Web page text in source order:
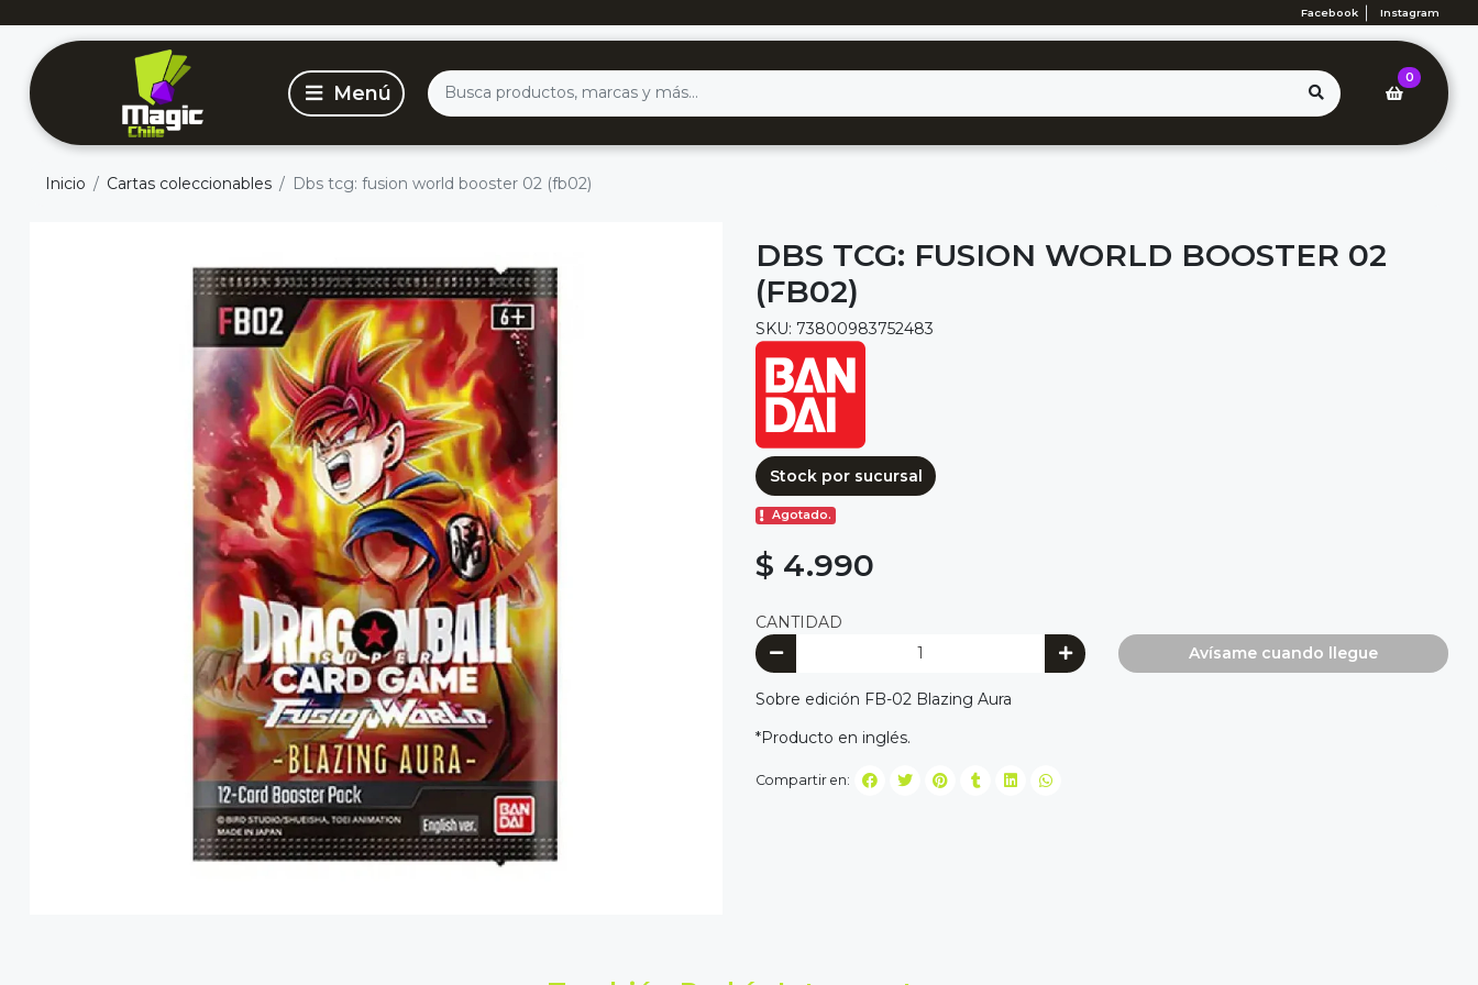
Facebook Instagram
0
Inicio Cartas coleccionables Dbs tcg: fusion world booster 02 (fb02)
DBS TCG: FUSION WORLD BOOSTER 02
(FB02)
SKU: 73800983752483
Stock por sucursal
Agotado.
$ 4.990
CANTIDAD
Avísame cuando llegue
Sobre edición FB-02 Blazing Aura
*Producto en inglés.
Compartir en: